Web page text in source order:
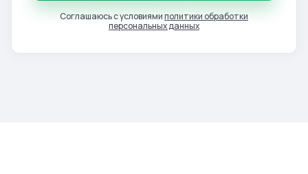
Соглашаюсь с условиямиполитики обработки
персональных данных